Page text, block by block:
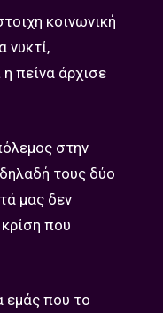
κοινωνική
νυκτί,
πείνα άρχισε
στην
τους δύο
μας δεν
που
εμάς που το